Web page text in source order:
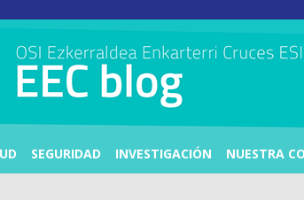
SEGURIDAD INVESTIGACIÓN NUESTRA